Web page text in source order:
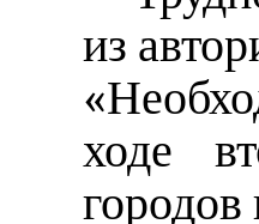
из
ходе
городов